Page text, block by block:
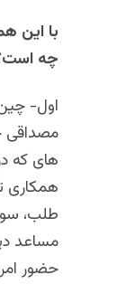
با این
چه
اول-
مصداقی
های که
همکاری
طلب، سو
مساعد
حضور